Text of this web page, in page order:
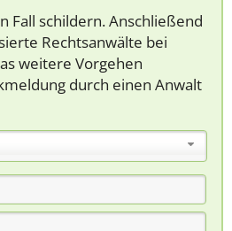
Fall schildern. Anschließend
Rechtsanwälte bei
weitere Vorgehen
durch einen Anwalt